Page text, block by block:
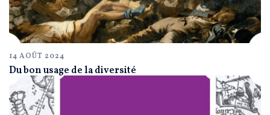
14 AOÛT 2024
Du bon usage de la diversité